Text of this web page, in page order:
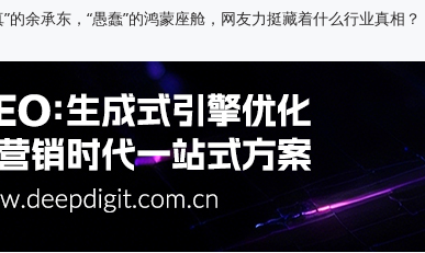
”的余承东，“愚蠢”的鸿蒙座舱，网友力挺藏着什么行业真相？